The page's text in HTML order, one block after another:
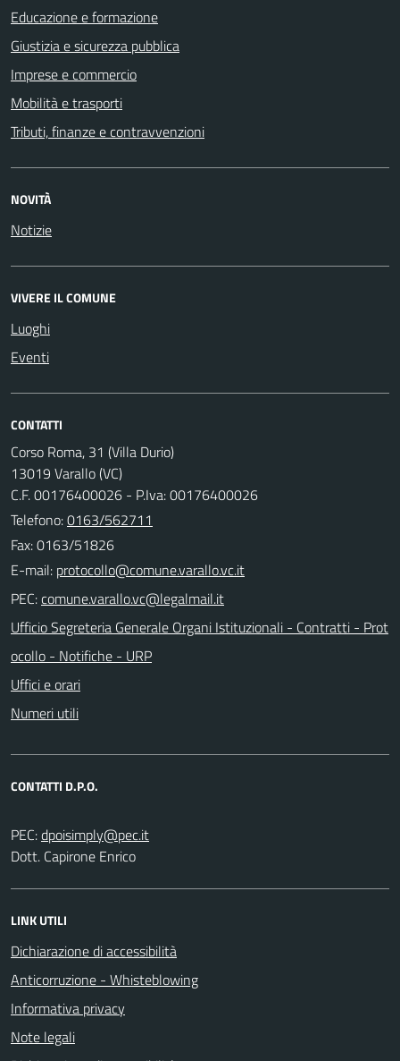
Educazione e formazione
Giustizia e sicurezza pubblica
Imprese e commercio
Mobilità e trasporti
Tributi, finanze e contravvenzioni
NOVITÀ
Notizie
VIVERE IL COMUNE
Luoghi
Eventi
CONTATTI
Corso Roma, 31 (Villa Durio)
13019 Varallo (VC)
C.F. 00176400026 - P.Iva: 00176400026
Telefono:0163/562711
Fax: 0163/51826
E-mail:
PEC:
Ufficio Segreteria Generale Organi Istituzionali - Contratti - Prot
ocollo - Notifiche - URP
Uffici e orari
Numeri utili
CONTATTI D.P.O.
PEC:
Dott. Capirone Enrico
LINK UTILI
Dichiarazione di accessibilità
Anticorruzione - Whisteblowing
Informativa privacy
Note legali